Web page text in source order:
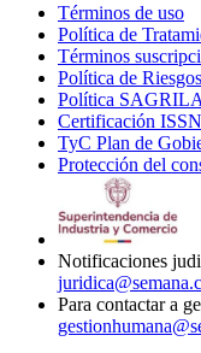
Términos de uso
in
Política de
Términos
Política de
Política
Certificación ISSN
TyC Plan de
Protección del
Notificaciones
Para contactar a